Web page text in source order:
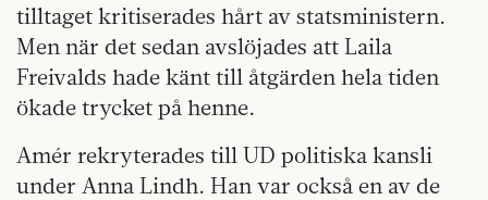
tilltaget kritiserades hårt av statsministern.
Men när det sedan avslöjades att Laila
Freivalds hade känt till åtgärden hela tiden
ökade trycket på henne.
Amér rekryterades till UD politiska kansli
under Anna Lindh. Han var också en av de